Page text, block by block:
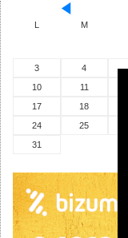
L
M
3
4
10
11
17
18
24
25
31